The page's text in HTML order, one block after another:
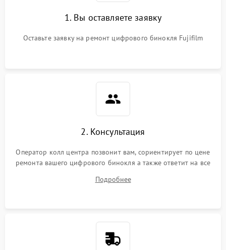
1. Вы оставляете заявку
Оставьте заявку на ремонт цифрового бинокля Fujifilm
2. Консультация
Оператор колл центра позвонит вам, сориентирует по цене
ремонта вашего цифрового бинокля а также ответит на все
Подробнее